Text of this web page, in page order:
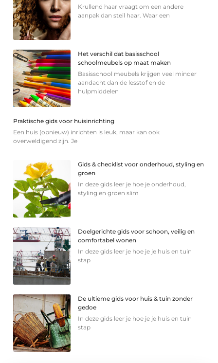
Krullend haar vraagt om een andere
aanpak dan steil haar. Waar een
Het verschil dat basisschool
schoolmeubels op maat maken
Basisschool meubels krijgen veel minder
aandacht dan de lesstof en de
hulpmiddelen
Praktische gids voor huisinrichting
Een huis (opnieuw) inrichten is leuk, maar kan ook
overweldigend zijn. Je
Gids & checklist voor onderhoud, styling en
groen
In deze gids leer je hoe je onderhoud,
styling en groen slim
Doelgerichte gids voor schoon, veilig en
comfortabel wonen
In deze gids leer je hoe je je huis en tuin
stap
De ultieme gids voor huis & tuin zonder
gedoe
In deze gids leer je hoe je je huis en tuin
stap